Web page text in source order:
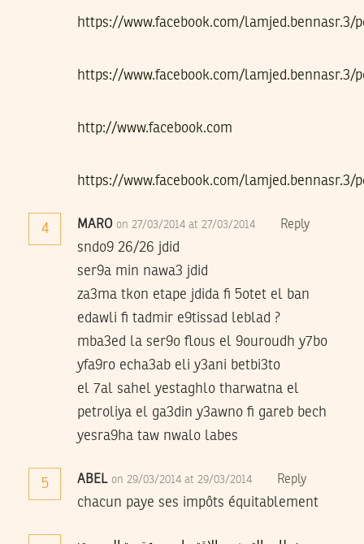
https://www.facebook.com/lamjed.bennasr.3/
https://www.facebook.com/lamjed.bennasr.3/
http://www.facebook.com
https://www.facebook.com/lamjed.bennasr.3/
4 MARO on 27/03/2014 at 27/03/2014 Reply
sndo9 26/26 jdid
ser9a min nawa3 jdid
za3ma tkon etape jdida fi 5otet el ban
edawli fi tadmir e9tissad leblad ?
mba3ed la ser9o flous el 9ouroudh y7bo
yfa9ro echa3ab eli y3ani betbi3to
el 7al sahel yestaghlo tharwatna el
petroliya el ga3din y3awno fi gareb bech
yesra9ha taw nwalo labes
5 ABEL on 29/03/2014 at 29/03/2014 Reply
chacun paye ses impôts équitablement